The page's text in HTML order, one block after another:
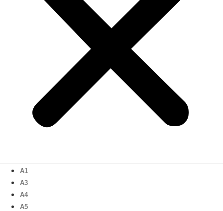
A1
A3
A4
A5